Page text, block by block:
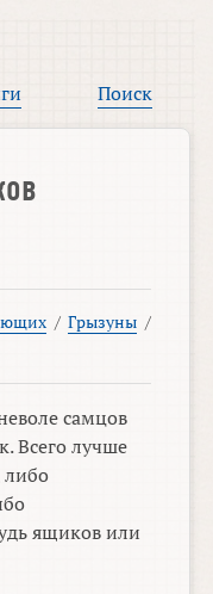
Поиск
/ Грызуны /
самцов
Всего лучше
либо
ящиков или